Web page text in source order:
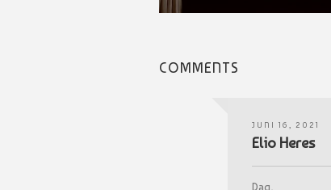
COMMENTS
JUNI 16, 2021
Elio Heres
Dag,